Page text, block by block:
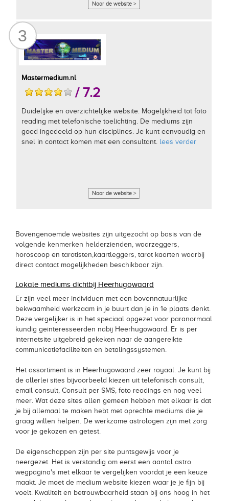
Naar de website >
3
Mastermedium.nl
/ 7.2
Duidelijke en overzichtelijke website. Mogelijkheid tot foto
reading met telefonische toelichting. De mediums zijn
goed ingedeeld op hun disciplines. Je kunt eenvoudig en
snel in contact komen met een consultant. lees verder
Naar de website >
Bovengenoemde websites zijn uitgezocht op basis van de
volgende kenmerken helderzienden, waarzeggers,
horoscoop en tarotisten,kaartleggers, tarot kaarten waarbij
direct contact mogelijkheden beschikbaar zijn.
Lokale mediums dichtbij Heerhugowaard
Er zijn veel meer individuen met een bovennatuurlijke
bekwaamheid werkzaam in je buurt dan je in 1e plaats denkt.
Deze vergelijker is in het speciaal opgezet voor paranormaal
kundig geinteresseerden nabij Heerhugowaard. Er is per
internetsite uitgebreid gekeken naar de aangereikte
communicatiefaciliteiten en betalingssystemen.
Het assortiment is in Heerhugowaard zeer royaal. Je kunt bij
de allerlei sites bijvoorbeeld kiezen uit telefonisch consult,
email consult, Consult per SMS, foto readings en nog veel
meer. Wat deze sites allen gemeen hebben met elkaar is dat
je bij allemaal te maken hebt met oprechte mediums die je
graag willen helpen. De werkzame astrologen zijn met zorg
voor je gekozen en getest.
De eigenschappen zijn per site puntsgewijs voor je
neergezet. Het is verstandig om eerst een aantal astro
wegpagina's met elkaar te vergelijken voordat je een keuze
maakt. Je moet de medium website kiezen waar je je fijn bij
voelt. Kwaliteit en betrouwbaarheid staan bij ons hoog in het